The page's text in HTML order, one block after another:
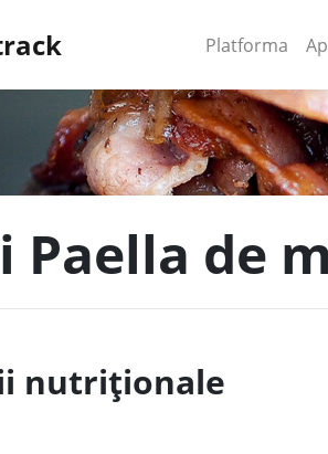
Platforma
Paella de
nutriționale